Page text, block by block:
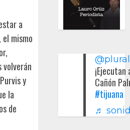
a
el mismo
y
la
de
Cañón
#tijuana
♬